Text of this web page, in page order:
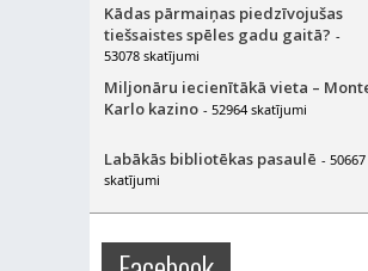
Kādas pārmaiņas piedzīvojušas
tiešsaistes spēles gadu gaitā? -
53078 skatījumi
Miljonāru iecienītākā vieta –
Karlo kazino - 52964 skatījumi
Labākās bibliotēkas pasaulē - 50667
skatījumi